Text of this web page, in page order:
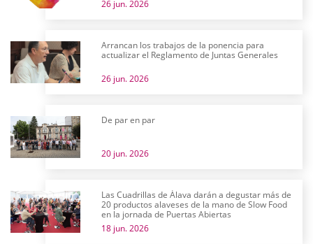
26 jun. 2026
Arrancan los trabajos de la ponencia para
actualizar el Reglamento de Juntas Generales
26 jun. 2026
De par en par
20 jun. 2026
Las Cuadrillas de Álava darán a degustar más de
20 productos alaveses de la mano de Slow Food
en la jornada de Puertas Abiertas
18 jun. 2026